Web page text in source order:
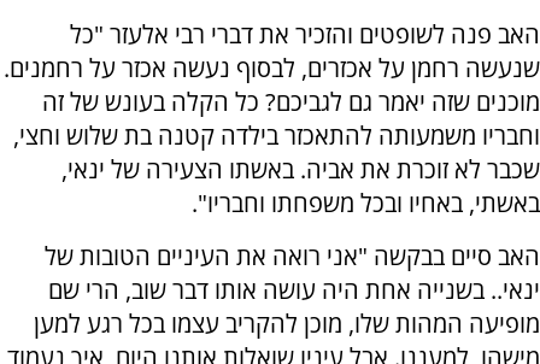
האב פנה לשופטים והזכיר את דברי רבי אלעזר "כל
שנעשה רחמן על אכזרים, לבסוף נעשה אכזר על רחמנים.
מוכנים שזה יאמר גם לגביכם? כל הקלה בעונש של זה
וחבריו משמעותה להתאכזר בילדה קטנה בת שלוש וחצי,
שכבר לא זוכרת את אביה. באשתו הצעירה של ינאי,
באשתי, באחיו ובכל משפחתו וחבריו".
האב סיים בבקשה "אני רואה את העיניים הטובות של
ינאי.. בשנייה אחת היה עושה אותו דבר שוב, הרי שם
מופיעה המהות שלו, מוכן להקריב עצמו בכל רגע למען